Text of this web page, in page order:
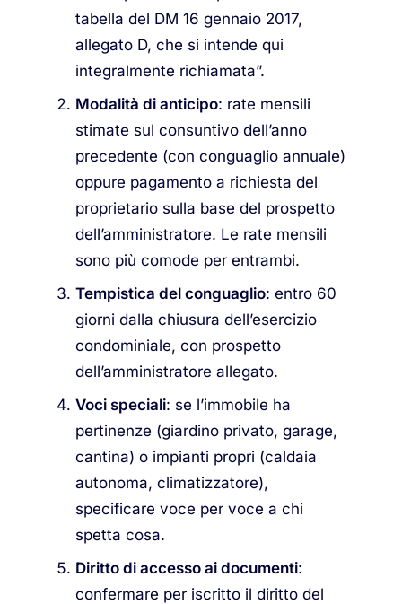
tabella del DM 16 gennaio 2017,
allegato D, che si intende qui
integralmente richiamata”.
Modalità di anticipo: rate mensili
stimate sul consuntivo dell’anno
precedente (con conguaglio annuale)
oppure pagamento a richiesta del
proprietario sulla base del prospetto
dell’amministratore. Le rate mensili
sono più comode per entrambi.
Tempistica del conguaglio: entro 60
giorni dalla chiusura dell’esercizio
condominiale, con prospetto
dell’amministratore allegato.
Voci speciali: se l’immobile ha
pertinenze (giardino privato, garage,
cantina) o impianti propri (caldaia
autonoma, climatizzatore),
specificare voce per voce a chi
spetta cosa.
Diritto di accesso ai documenti:
confermare per iscritto il diritto del